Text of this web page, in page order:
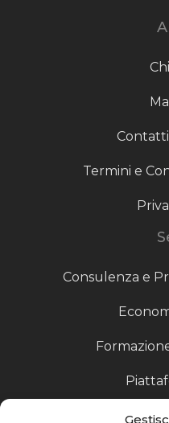
Termini e
Consulenza e